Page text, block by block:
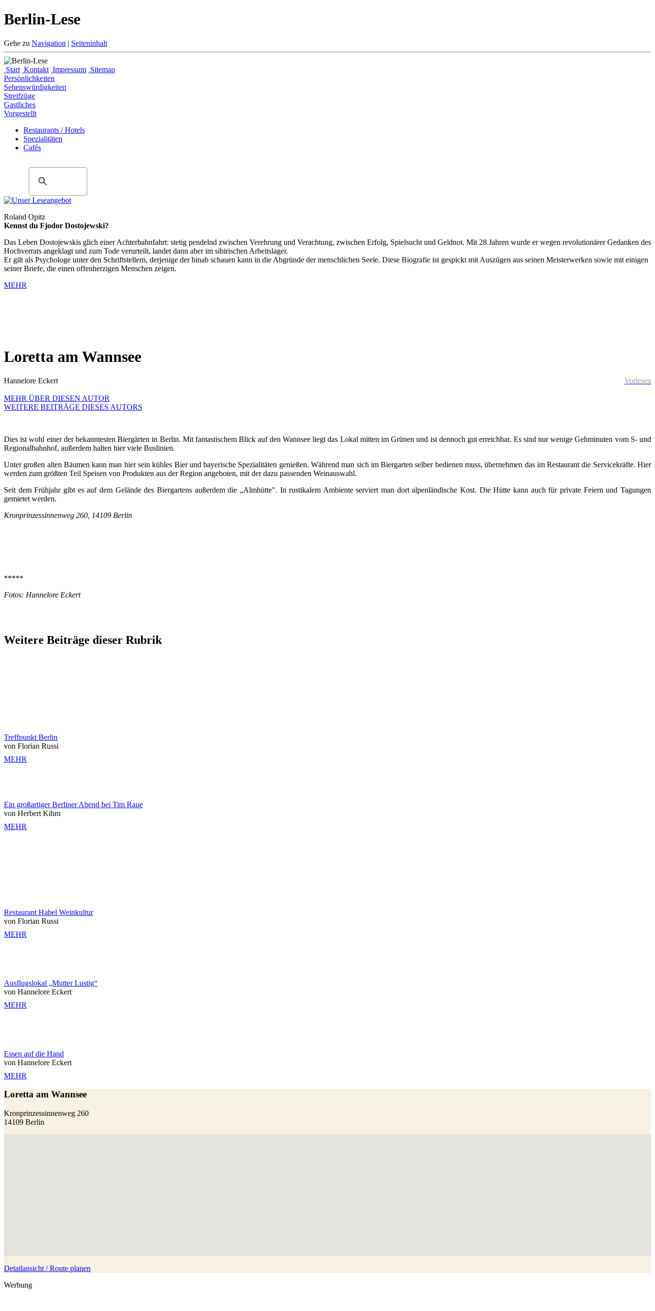
Berlin-Lese
Gehe zu Navigation | Seiteninhalt
Start Kontakt Impressum Sitemap
Persönlichkeiten
Sehenswürdigkeiten
Streifzüge
Gastliches
Vorgestellt
Restaurants / Hotels
Spezialitäten
Cafés
Roland Opitz
Kennst du Fjodor Dostojewski?
Das Leben Dostojewskis glich einer Achterbahnfahrt: stetig pendelnd zwischen Verehrung und Verachtung, zwischen Erfolg, Spielsucht und Geldnot. Mit 28 Jahren wurde er wegen revolutionärer Gedanken des
Hochverrats angeklagt und zum Tode verurteilt, landet dann aber im sibirischen Arbeitslager.
Er gilt als Psychologe unter den Schriftstellern, derjenige der hinab schauen kann in die Abgründe der menschlichen Seele. Diese Biografie ist gespickt mit Auszügen aus seinen Meisterwerken sowie mit einigen
seiner Briefe, die einen offenherzigen Menschen zeigen.
MEHR
Loretta am Wannsee
Vorlesen
Hannelore Eckert
MEHR ÜBER DIESEN AUTOR
WEITERE BEITRÄGE DIESES AUTORS
Dies ist wohl einer der bekanntesten Biergärten in Berlin. Mit fantastischem Blick auf den Wannsee liegt das Lokal mitten im Grünen und ist dennoch gut erreichbar. Es sind nur wenige Gehminuten vom S- und
Regionalbahnhof, außerdem halten hier viele Buslinien.
Unter großen alten Bäumen kann man hier sein kühles Bier und bayerische Spezialitäten genießen. Während man sich im Biergarten selber bedienen muss, übernehmen das im Restaurant die Servicekräfte. Hier
werden zum größten Teil Speisen von Produkten aus der Region angeboten, mit der dazu passenden Weinauswahl.
Seit dem Frühjahr gibt es auf dem Gelände des Biergartens außerdem die „Almhütte". In rustikalem Ambiente serviert man dort alpenländische Kost. Die Hütte kann auch für private Feiern und Tagungen
gemietet werden.
Kronprinzessinnenweg 260, 14109 Berlin
*****
Fotos: Hannelore Eckert
Weitere Beiträge dieser Rubrik
Treffpunkt Berlin
von Florian Russi
MEHR
Ein großartiger Berliner Abend bei Tim Raue
von Herbert Kihm
MEHR
Restaurant Habel Weinkultur
von Florian Russi
MEHR
Ausflugslokal „Mutter Lustig“
von Hannelore Eckert
MEHR
Essen auf die Hand
von Hannelore Eckert
MEHR
Loretta am Wannsee
Kronprinzessinnenweg 260
14109 Berlin
Detailansicht / Route planen
Werbung